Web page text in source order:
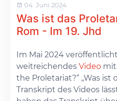
04. Juni 2024
Was ist das
Rom - Im 19. Jhd
Im Mai 2024
weitreichendes Videomit
the Proletariat?“ „Was ist
Transkript des Videos